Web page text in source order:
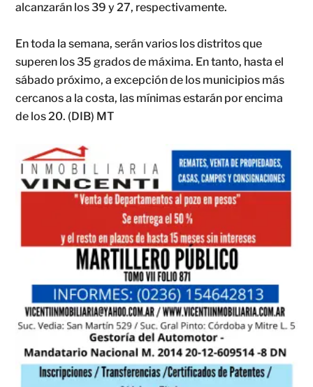
alcanzarán los 39 y 27, respectivamente.
En toda la semana, serán varios los distritos que
superen los 35 grados de máxima. En tanto, hasta el
sábado próximo, a excepción de los municipios más
cercanos a la costa, las mínimas estarán por encima
de los 20. (DIB) MT